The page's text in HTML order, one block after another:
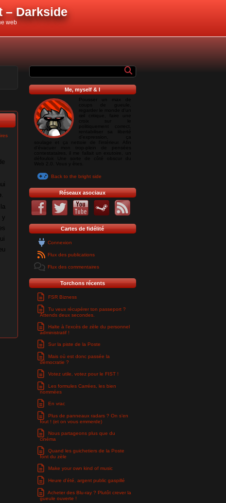
– Darkside
web
.
y
Me, myself & I
Pousser un max de
croix sur le
d'expression, ça
contestataires, il me fallait un exutoire, un
Back to the bright side
Réseaux asociaux
Cartes de fidélité
Connexion
Flux des publications
Flux des commentaires
Torchons récents
FSR Bizness
Tu veux récupérer ton passeport ?
Attends deux secondes.
Halte à l’excès de zèle du personnel
administratif !
Sur la piste de la Poste
Mais où est donc passée la
démocratie ?
Votez utile, votez pour le FIST !
Les formules Carrées, les bien
nommées
En vrac
Plus de panneaux radars ? On s’en
fout ! (et on vous emmerde)
Nous partageons plus que du
cinéma
Quand les guichetiers de la Poste
font du zèle
Make your own kind of music
Heure d’été, argent public gaspillé
Acheter des Blu-ray ? Plutôt crever la
gueule ouverte !